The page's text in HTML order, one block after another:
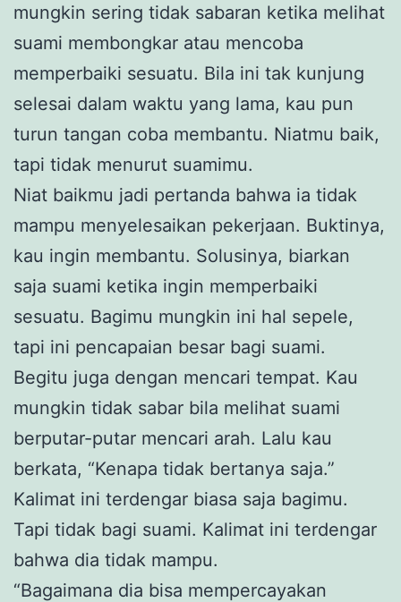
mungkin sering tidak sabaran ketika melihat
suami membongkar atau mencoba
memperbaiki sesuatu. Bila ini tak kunjung
selesai dalam waktu yang lama, kau pun
turun tangan coba membantu. Niatmu baik,
tapi tidak menurut suamimu.
Niat baikmu jadi pertanda bahwa ia tidak
mampu menyelesaikan pekerjaan. Buktinya,
kau ingin membantu. Solusinya, biarkan
saja suami ketika ingin memperbaiki
sesuatu. Bagimu mungkin ini hal sepele,
tapi ini pencapaian besar bagi suami.
Begitu juga dengan mencari tempat. Kau
mungkin tidak sabar bila melihat suami
berputar-putar mencari arah. Lalu kau
berkata, “Kenapa tidak bertanya saja.”
Kalimat ini terdengar biasa saja bagimu.
Tapi tidak bagi suami. Kalimat ini terdengar
bahwa dia tidak mampu.
“Bagaimana dia bisa mempercayakan